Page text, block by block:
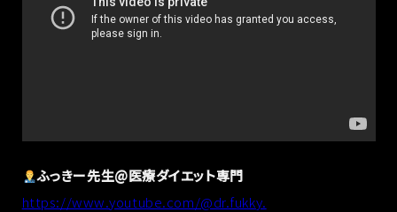
ふっきー先生@医療ダイエット専門
https://www.youtube.com/@dr.fukky.